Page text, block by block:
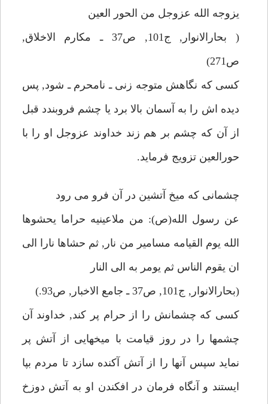
يزوجه الله عزوجل من الحور العين
( بحارالانوار, ج101, ص37 ـ مكارم الاخلاق,
ص271)
كسى كه نگاهش متوجه زنى ـ نامحرم ـ شود, پس
ديده اش را به آسمان بالا برد يا چشم فروبندد قبل
از آن كه چشم بر هم زند خداوند عزوجل او را با
حورالعين تزويج فرمايد.
چشمانى كه ميخ آتشين در آن فرو مى رود
عن رسول الله(ص): من ملاعينيه حراما يحشوها
الله يوم القيامه مسامير من نار, ثم حشاها نارا الى
ان يقوم الناس ثم يومر به الى النار
(بحارالانوار, ج101, ص37 ـ جامع الاخبار, ص93.)
كسى كه چشمانش را از حرام پر كند, خداوند آن
چشمها را در روز قيامت با ميخهايى از آتش پر
نمايد سپس آنها را از آتش آكنده سازد تا مردم بپا
ايستند و آنگاه فرمان در افكندن او به آتش دوزخ